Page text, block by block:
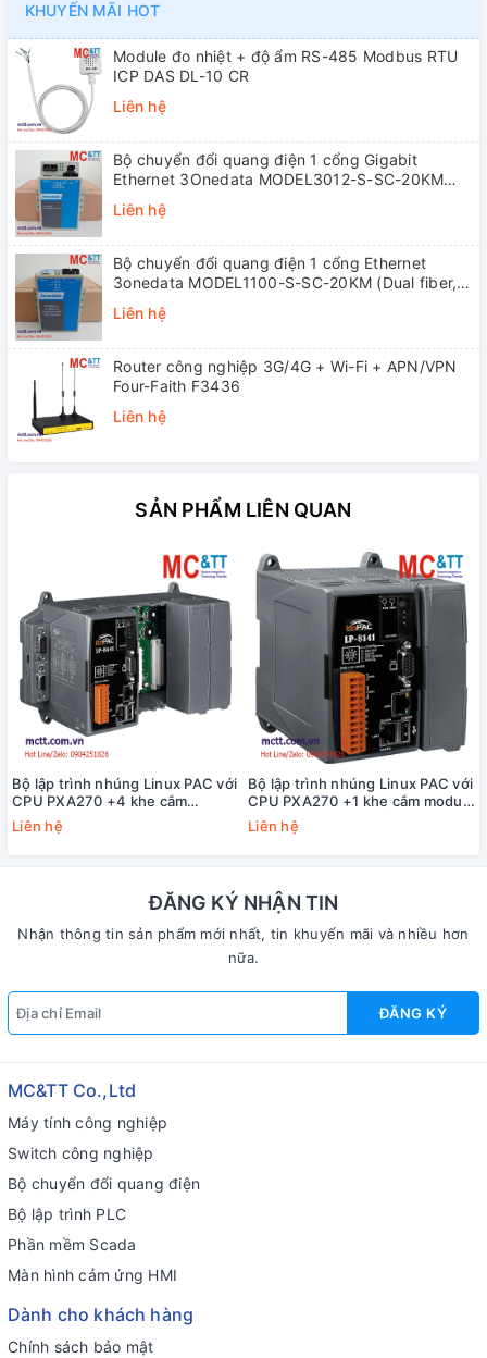
KHUYẾN MÃI HOT
Module đo nhiệt + độ ẩm RS-485 Modbus RTU
ICP DAS DL-10 CR
Liên hệ
Bộ chuyển đổi quang điện 1 cổng Gigabit
Ethernet 3Onedata MODEL3012-S-SC-20KM
Liên hệ
Bộ chuyển đổi quang điện 1 cổng Ethernet
3onedata MODEL1100-S-SC-20KM (Dual fiber,
Liên hệ
Router công nghiệp 3G/4G + Wi-Fi + APN/VPN
Four-Faith F3436
Liên hệ
SẢN PHẨM LIÊN QUAN
Bộ lập trình nhúng Linux PAC với
CPU PXA270 +4 khe cắm
module I/O ICP DAS LP-8441-
EN CR
Liên hệ
Bộ lập trình nhúng Linux PAC với
CPU PXA270 +1 khe cắm module
I/O ICP DAS LP-8141-EN CR
Liên hệ
ĐĂNG KÝ NHẬN TIN
Nhận thông tin sản phẩm mới nhất, tin khuyến mãi và nhiều hơn
nữa.
ĐĂNG KÝ
MC&TT Co.,Ltd
Máy tính công nghiệp
Switch công nghiệp
Bộ chuyển đổi quang điện
Bộ lập trình PLC
Phần mềm Scada
Màn hình cảm ứng HMI
Dành cho khách hàng
Chính sách bảo mật